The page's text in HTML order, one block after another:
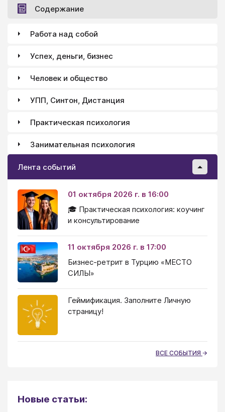
Содержание
Работа над собой
Успех, деньги, бизнес
Человек и общество
УПП, Синтон, Дистанция
Практическая психология
Занимательная психология
Лента событий
01 октября 2026 г. в 16:00
🎓 Практическая психология: коучинг
и консультирование
11 октября 2026 г. в 17:00
Бизнес-ретрит в Турцию «МЕСТО
СИЛЫ»
Геймификация. Заполните Личную
страницу!
ВСЕ СОБЫТИЯ
Новые статьи: